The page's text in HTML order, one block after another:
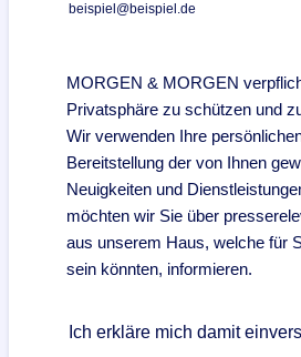
beispiel@beispiel.de
MORGEN & MORGEN
Privatsphäre zu schützen und
Wir verwenden Ihre
Bereitstellung der von Ihnen
Neuigkeiten und
möchten wir Sie über
aus unserem Haus, welche für
sein könnten, informieren.
Ich erkläre mich damit